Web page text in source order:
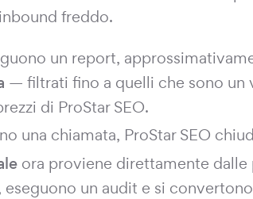
freddo.
un report,
— filtrati fino a quelli che sono un
di ProStar SEO.
una chiamata, ProStar SEO
ora proviene direttamente dalle
eseguono un audit e si